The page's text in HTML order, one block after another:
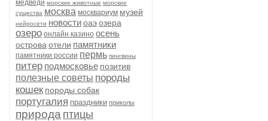
медведи морские животные морские
существа москва москвариум музей
нейросети новостиоаэозера
озеро онлайн казино осень
острова отели памятники
памятники россии пермь пингвины
питер подмосковье позитив
полезные советы породы
кошек породы собак
португалия праздники приколы
природа птицы